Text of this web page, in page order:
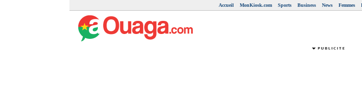
Accueil MonKiosk.com Sports Business News Femmes